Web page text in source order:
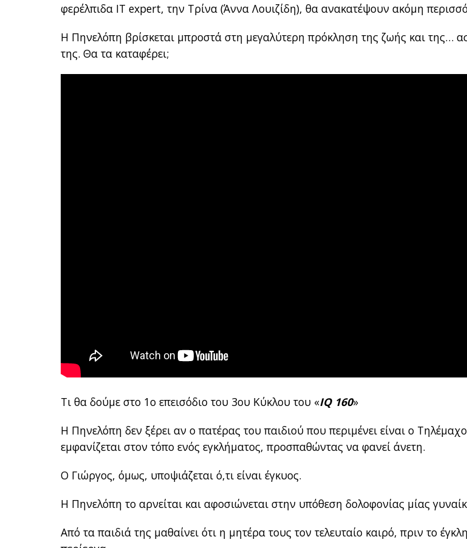
φερέλπιδα IT expert, την Τρίνα (Άννα Λουιζίδη), θα ανακατέψουν ακόμη
Η Πηνελόπη βρίσκεται μπροστά στη μεγαλύτερη πρόκληση της ζωής και της…
της. Θα τα καταφέρει;
Τι θα δούμε στο 1ο επεισόδιο του 3ου Κύκλου του «IQ 160»
H Πηνελόπη δεν ξέρει αν ο πατέρας του παιδιού που περιμένει είναι ο
εμφανίζεται στον τόπο ενός εγκλήματος, προσπαθώντας να φανεί άνετη.
Ο Γιώργος, όμως, υποψιάζεται ό,τι είναι έγκυος.
Η Πηνελόπη το αρνείται και αφοσιώνεται στην υπόθεση δολοφονίας μίας
Από τα παιδιά της μαθαίνει ότι η μητέρα τους τον τελευταίο καιρό, πριν το